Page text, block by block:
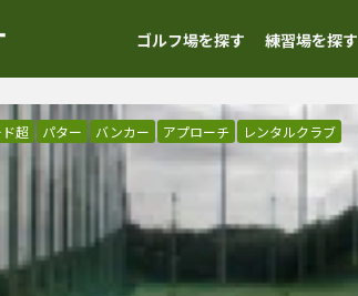
ゴルフ場を探す 練習場を探す
超 パター バンカー アプローチ レンタルクラブ